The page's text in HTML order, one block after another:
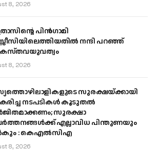
8, 2026
പിൻഗാമി
നന്ദി പറഞ്ഞ്
8, 2026
സുരക്ഷയ്ക്കായി
നടപടികൾ കൂടുതൽ
സുരക്ഷാ
എല്ലാവിധ പിന്തുണയും
: കെഎൽസിഎ
8, 2026